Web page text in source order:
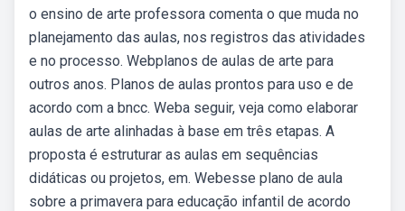
o ensino de arte professora comenta o que muda no
planejamento das aulas, nos registros das atividades
e no processo. Webplanos de aulas de arte para
outros anos. Planos de aulas prontos para uso e de
acordo com a bncc. Weba seguir, veja como elaborar
aulas de arte alinhadas à base em três etapas. A
proposta é estruturar as aulas em sequências
didáticas ou projetos, em. Webesse plano de aula
sobre a primavera para educação infantil de acordo